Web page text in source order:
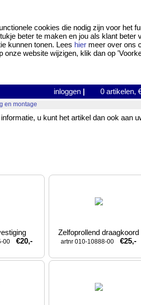
cookies die nodig zijn voor het
beter te maken en jou als klant beter
kunnen tonen. Lees hier meer over ons
website wijzigen, klik dan op
inloggen | 0 artikelen,
en montage
u kunt het artikel dan ook aan
00 €20,-
Zelfoprollend draagkoord
artnr 010-10888-00 €25,-